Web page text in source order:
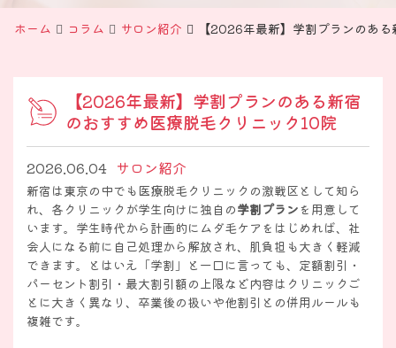
ホーム コラム サロン紹介 【2026年最新】学割プランのあ
【2026年最新】学割プランのある新宿
のおすすめ医療脱毛クリニック10院
2026.06.04 サロン紹介
新宿は東京の中でも医療脱毛クリニックの激戦区として知ら
れ、各クリニックが学生向けに独自の学割プランを用意して
います。学生時代から計画的にムダ毛ケアをはじめれば、社
会人になる前に自己処理から解放され、肌負担も大きく軽減
できます。とはいえ「学割」と一口に言っても、定額割引・
パーセント割引・最大割引額の上限など内容はクリニックご
とに大きく異なり、卒業後の扱いや他割引との併用ルールも
複雑です。